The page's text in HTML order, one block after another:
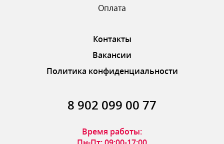
Оплата
Контакты
Вакансии
Политика конфиденциальности
8 902 099 00 77
Время работы: